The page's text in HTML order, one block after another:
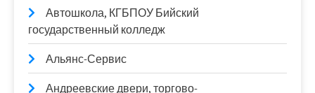
Автошкола, КГБПОУ Бийский
государственный колледж
Альянс-Сервис
Андреевские двери, торгово-